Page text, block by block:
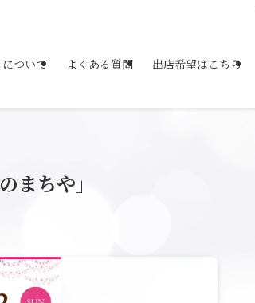
ついて よくある質問 出店希望はこちら
ちや」